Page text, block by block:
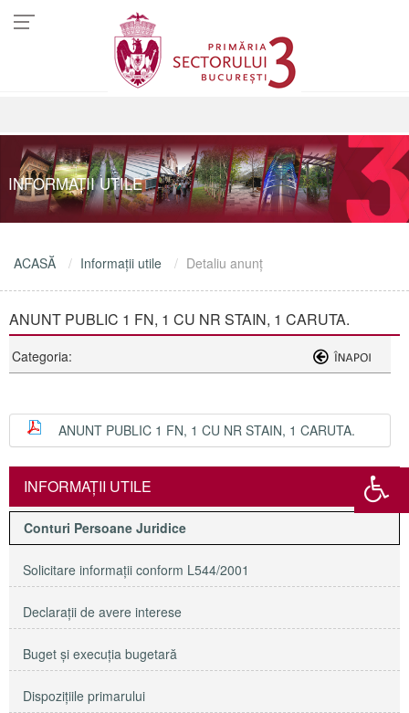
INFORMAŢII UTILE
ACASĂ Informaţii utile Detaliu anunţ
ANUNT PUBLIC 1 FN, 1 CU NR STAIN, 1 CARUTA.
Categoria:
ANUNT PUBLIC 1 FN, 1 CU NR STAIN, 1 CARUTA.
INFORMAŢII UTILE
Conturi Persoane Juridice
Solicitare informaţii conform L544/2001
Declaraţii de avere interese
Buget şi execuţia bugetară
Dispoziţiile primarului